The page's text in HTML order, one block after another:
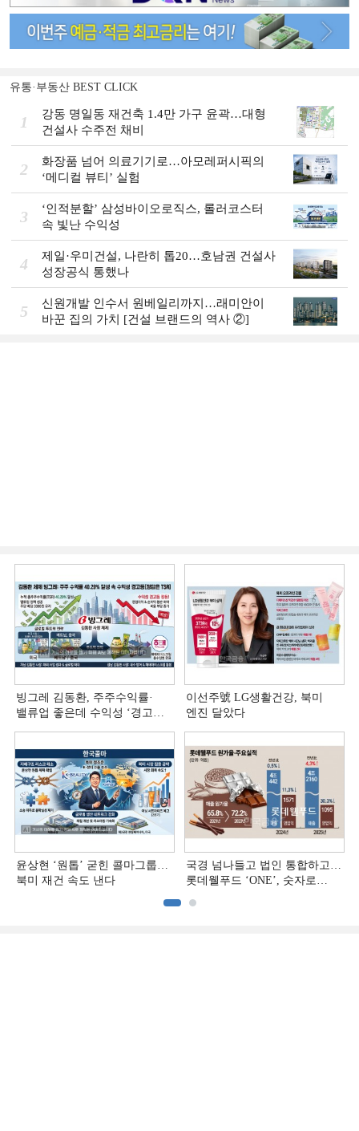
유통·부동산 BEST CLICK
1
강동 명일동 재건축 1.4만 가구 윤곽…대형
건설사 수주전 채비
2
화장품 넘어 의료기기로…아모레퍼시픽의
‘메디컬 뷰티’ 실험
3
‘인적분할’ 삼성바이오로직스, 롤러코스터
속 빛난 수익성
4
제일·우미건설, 나란히 톱20…호남권 건설사
성장공식 통했나
5
신원개발 인수서 원베일리까지…래미안이
바꾼 집의 가치 [건설 브랜드의 역사 ②]
빙그레 김동환, 주주수익률·
밸류업 좋은데 수익성 ‘경고등ʼ
이선주號 LG생활건강, 북미
엔진 달았다
윤상현 ‘원톱ʼ 굳힌 콜마그룹…
북미 재건 속도 낸다
국경 넘나들고 법인 통합하고…
롯데웰푸드 ‘ONE’, 숫자로